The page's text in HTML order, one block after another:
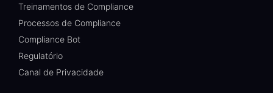
Treinamentos de Compliance
Processos de Compliance
Compliance Bot
Regulatório
Canal de Privacidade